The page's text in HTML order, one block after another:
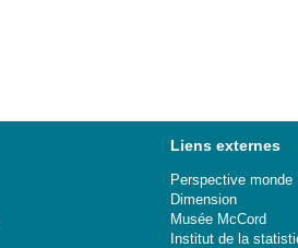
Liens externes
Perspective monde
Dimension
Musée McCord
Institut de la